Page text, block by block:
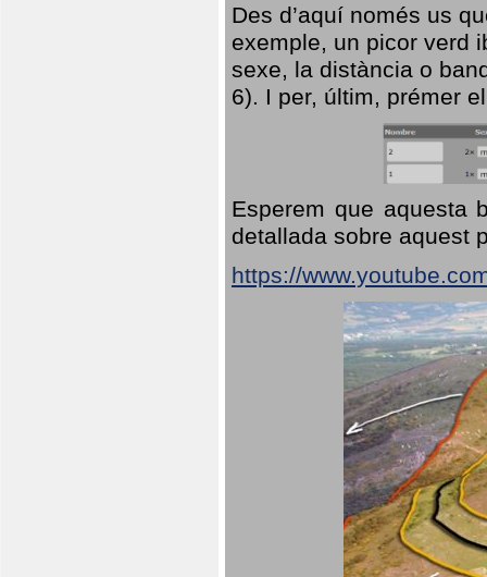
Des d’aquí només us
exemple, un picor verd
sexe, la distància o
6). I per, últim, prémer
Esperem que aquesta
detallada sobre aquest
https://